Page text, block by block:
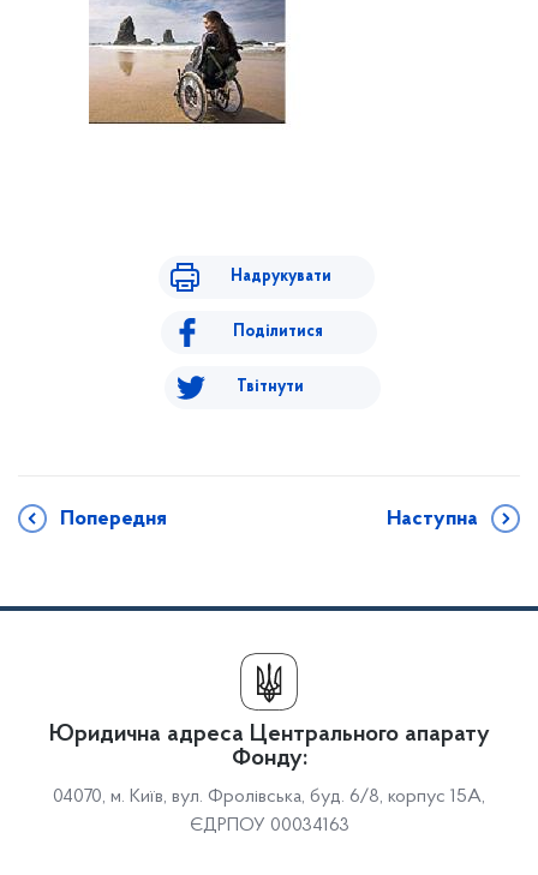
Надрукувати
Поділитися
Твітнути
Попередня Наступна
Юридична адреса Центрального апарату
Фонду:
04070, м. Київ, вул. Фролівська, буд. 6/8, корпус 15А,
ЄДРПОУ 00034163